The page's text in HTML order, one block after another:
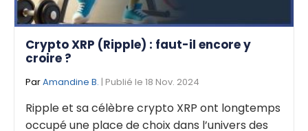
Crypto XRP (Ripple) : faut-il encore y
croire ?
ParAmandine B. | Publié le 18 Nov. 2024
Ripple et sa célèbre crypto XRP ont longtemps
occupé une place de choix dans l’univers des